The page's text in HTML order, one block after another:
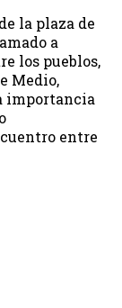
la plaza de
a
los pueblos,
Medio,
importancia
entre